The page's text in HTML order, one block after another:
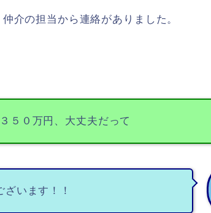
介の担当から連絡がありました。
５０万円、大丈夫だって
います！！